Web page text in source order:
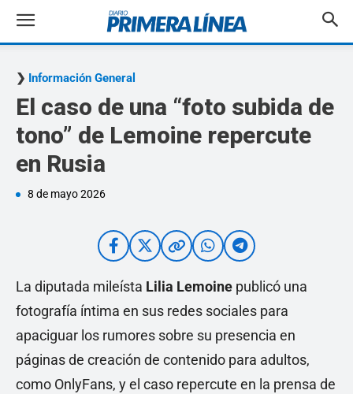
Información General
El caso de una “foto subida de
tono” de Lemoine repercute
en Rusia
8 de mayo 2026
La diputada mileísta Lilia Lemoine publicó una
fotografía íntima en sus redes sociales para
apaciguar los rumores sobre su presencia en
páginas de creación de contenido para adultos,
como OnlyFans, y el caso repercute en la prensa de